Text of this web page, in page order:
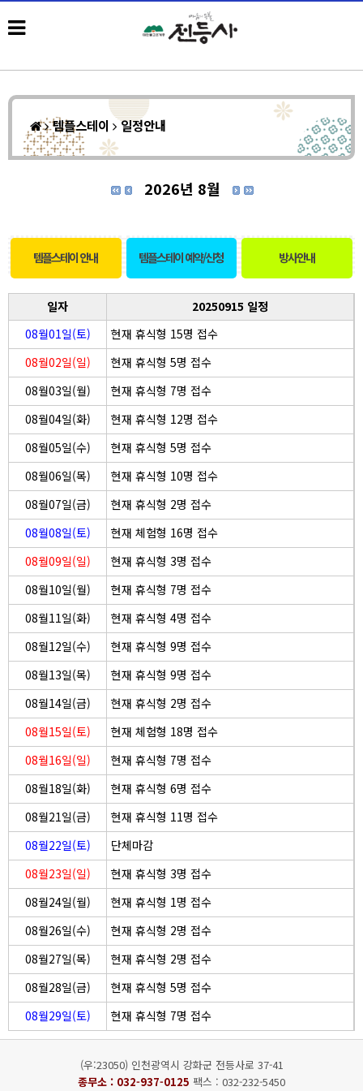
템플스테이 일정안내
2026년 8월
템플스테이 안내 템플스테이 예약/신청 방사안내
일자
20250915 일정
08월01일(토)
현재 휴식형 15명 접수
08월02일(일)
현재 휴식형 5명 접수
08월03일(월)
현재 휴식형 7명 접수
08월04일(화)
현재 휴식형 12명 접수
08월05일(수)
현재 휴식형 5명 접수
08월06일(목)
현재 휴식형 10명 접수
08월07일(금)
현재 휴식형 2명 접수
08월08일(토)
현재 체험형 16명 접수
08월09일(일)
현재 휴식형 3명 접수
08월10일(월)
현재 휴식형 7명 접수
08월11일(화)
현재 휴식형 4명 접수
08월12일(수)
현재 휴식형 9명 접수
08월13일(목)
현재 휴식형 9명 접수
08월14일(금)
현재 휴식형 2명 접수
08월15일(토)
현재 체험형 18명 접수
08월16일(일)
현재 휴식형 7명 접수
08월18일(화)
현재 휴식형 6명 접수
08월21일(금)
현재 휴식형 11명 접수
08월22일(토)
단체마감
08월23일(일)
현재 휴식형 3명 접수
08월24일(월)
현재 휴식형 1명 접수
08월26일(수)
현재 휴식형 2명 접수
08월27일(목)
현재 휴식형 2명 접수
08월28일(금)
현재 휴식형 5명 접수
08월29일(토)
현재 휴식형 7명 접수
(우:23050) 인천광역시 강화군 전등사로 37-41
종무소 : 032-937-0125 팩스 : 032-232-5450